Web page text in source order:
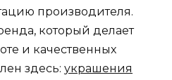
производителя.
который делает
и качественных
здесь: украшения